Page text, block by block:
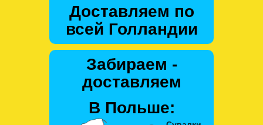
Доставляем по
всей Голландии
Забираем -
доставляем
В Польше: